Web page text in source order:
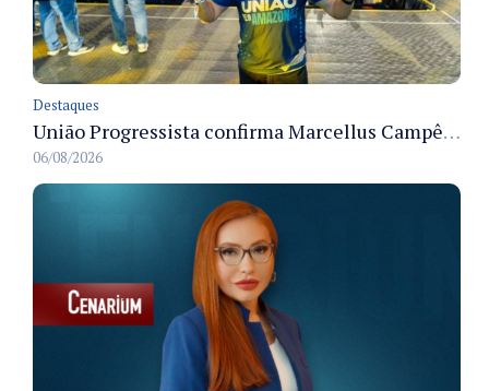
Destaques
União Progressista confirma Marcellus Campêlo como candidato a deputado estadual
06/08/2026